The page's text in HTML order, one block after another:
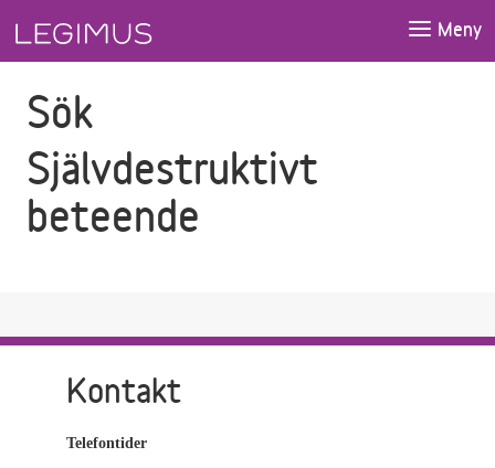
Meny
Sök
Självdestruktivt
beteende
Kontakt
Telefontider